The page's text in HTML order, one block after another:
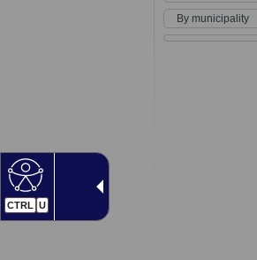
CTRL U
By municipality